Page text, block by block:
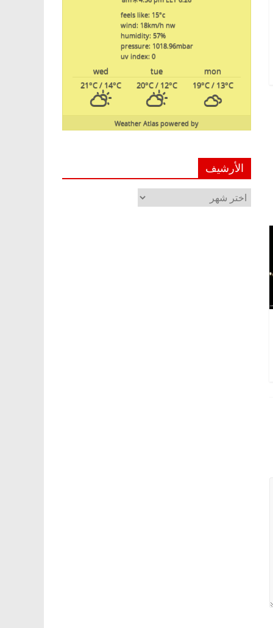
feels like: 15°c
wind: 18km/h nw
humidity: 57%
pressure: 1018.96mbar
uv index: 0
mon
tue
wed
19°C/ 13°C
20°C/ 12°C
21°C/ 14°C
powered by
Weather Atlas
الأرشيف
الأرشيف